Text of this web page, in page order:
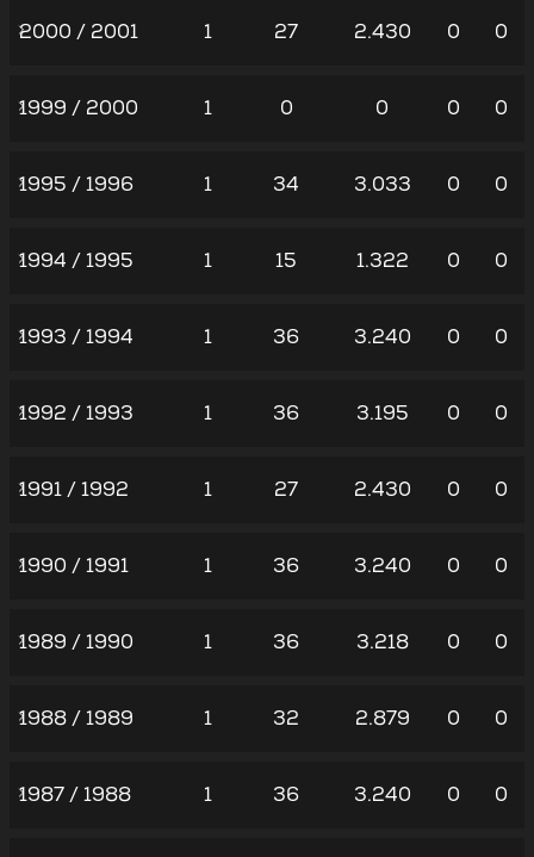
2000 / 2001 1 27 2.430 0 0
1999 / 2000 1 0 0 0 0
1995 / 1996 1 34 3.033 0 0
1994 / 1995 1 15 1.322 0 0
1993 / 1994 1 36 3.240 0 0
1992 / 1993 1 36 3.195 0 0
1991 / 1992 1 27 2.430 0 0
1990 / 1991 1 36 3.240 0 0
1989 / 1990 1 36 3.218 0 0
1988 / 1989 1 32 2.879 0 0
1987 / 1988 1 36 3.240 0 0